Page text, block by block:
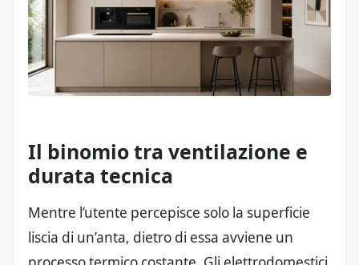
Il binomio tra ventilazione e
durata tecnica
Mentre l’utente percepisce solo la superficie
liscia di un’anta, dietro di essa avviene un